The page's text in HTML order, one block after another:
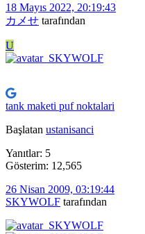
18 Mayıs 2022, 20:19:43
カメせ tarafından
U
tank maketi puf noktalari
Başlatan ustanisanci
Yanıtlar: 5
Gösterim: 12,565
26 Nisan 2009, 03:19:44
SKYWOLF tarafından